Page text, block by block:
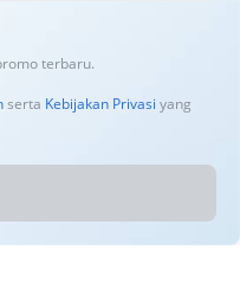
terbaru.
serta Kebijakan Privasi yang